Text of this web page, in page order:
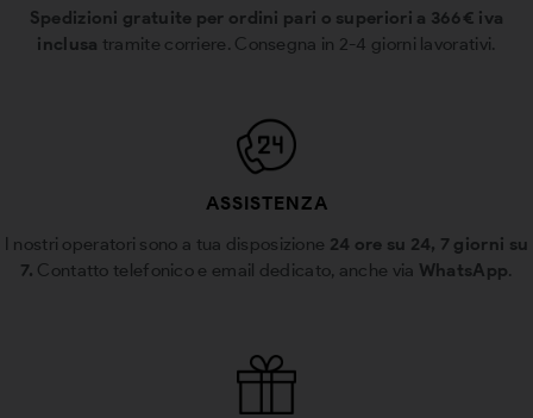
Spedizioni gratuite per ordini pari o superiori a 366€ iva
inclusa tramite corriere. Consegna in 2-4 giorni lavorativi.
ASSISTENZA
I nostri operatori sono a tua disposizione 24 ore su 24, 7 giorni su
7. Contatto telefonico e email dedicato, anche via WhatsApp.